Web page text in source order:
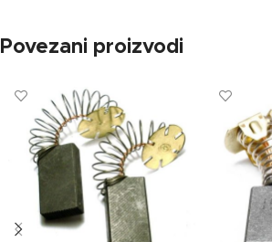
Povezani proizvodi